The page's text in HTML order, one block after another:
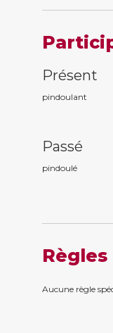
Présent
pindoulant
Passé
pindoulé
Aucune règle